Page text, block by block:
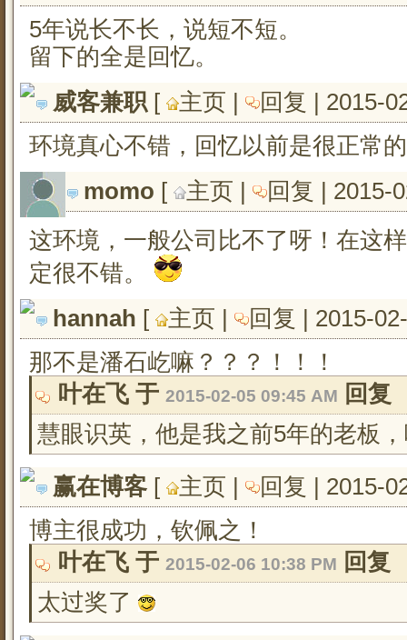
5年说长不长，说短不短。
留下的全是回忆。
威客兼职[ 主页 | 回复 | 2015-
环境真心不错，回忆以前是很正常
momo [ 主页 | 回复 | 2015-
这环境，一般公司比不了呀！在这
定很不错。
hannah [ 主页 | 回复 | 2015-
那不是潘石屹嘛？？？！！！
叶在飞 于 2015-02-05 09:45 AM
回复
慧眼识英，他是我之前5年的老板
赢在博客 [ 主页 | 回复 | 2015-
博主很成功，钦佩之！
叶在飞 于 2015-02-06 10:38 PM
回复
太过奖了